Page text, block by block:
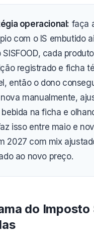
operacional: faça
com o IS embutido
SISFOOD, cada
registrado e ficha
então o dono
manualmente,
na ficha e
isso entre maio e
2027 com mix
ao novo preço.
do Imposto